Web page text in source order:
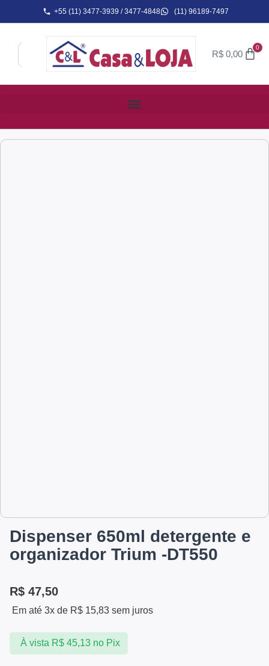
+55 (11) 3477-3939 / 3477-4848 (11) 96189-7497
R$ 0,00
0
Dispenser 650ml detergente e
organizador Trium -DT550
R$ 47,50
Em até 3x de R$ 15,83 sem juros
À vista R$45,13 no Pix